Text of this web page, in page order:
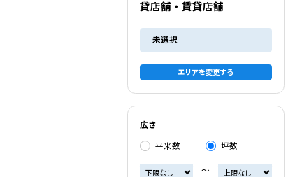
貸店舗・賃貸店舗
未選択
エリアを変更する
広さ
平米数 坪数
〜